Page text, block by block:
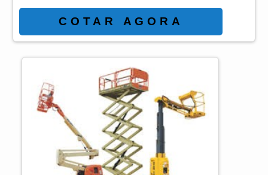
credibilidade, estrutura e experiência no
setor, como é o caso da Truckvan.Fundada
mercado de soluções sobre rodas e já
entregou mais de 100 Escolas Móveis para
o Sistema S (Senai, Sesi, Senac e Sesc) e
mais de 20 modelos para o Via Rápida
Emprego, ...
COTAR AGORA